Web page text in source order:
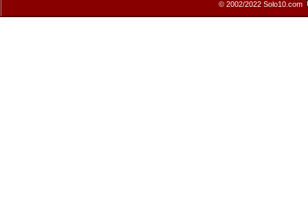
© 2002/2022 Solo10.com